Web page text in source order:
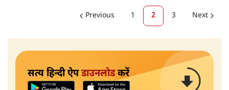
Previous 1 2 3 Next
सत्य हिन्दी ऐपडाउनलोडकरें